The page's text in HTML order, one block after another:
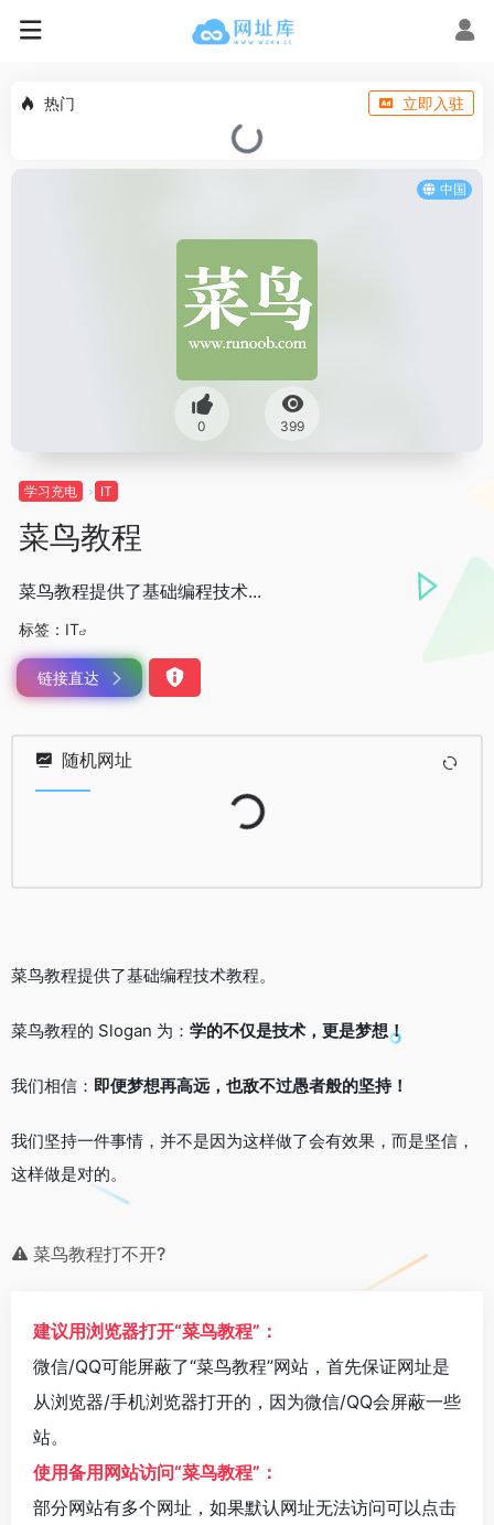
热门 立即入驻
中国
0 399
学习充电 IT
菜鸟教程
菜鸟教程提供了基础编程技术...
标签： IT
链接直达
随机网址
Loading...
菜鸟教程提供了基础编程技术教程。
菜鸟教程的 Slogan 为： 学的不仅是技术，更是梦想！
我们相信： 即便梦想再高远，也敌不过愚者般的坚持！
我们坚持一件事情，并不是因为这样做了会有效果，而是坚信，
这样做是对的。
菜鸟教程打不开?
建议用浏览器打开“菜鸟教程”：
微信/QQ可能屏蔽了“菜鸟教程”网站，首先保证网址是
从浏览器/手机浏览器打开的，因为微信/QQ会屏蔽一些
站。
使用备用网站访问“菜鸟教程”：
部分网站有多个网址，如果默认网址无法访问可以点击